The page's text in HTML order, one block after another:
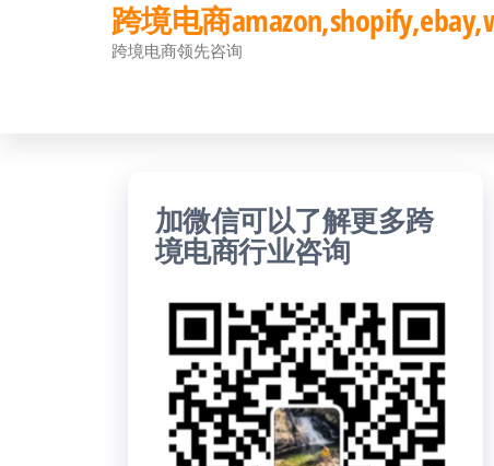
跨境电商
跨境电商领先咨询
加微信可以了解更多跨
境电商行业咨询